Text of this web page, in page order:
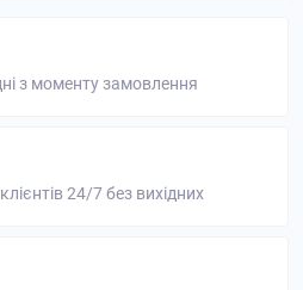
з моменту замовлення
24/7 без вихідних